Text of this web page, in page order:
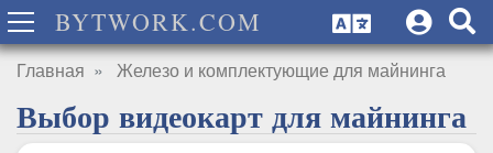
BYTWORK.COM
Главная Железо и комплектующие для майнинга
Выбор видеокарт для майнинга